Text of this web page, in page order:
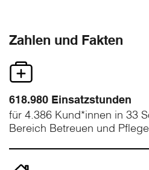
Zahlen und Fakten
618.980 Einsatzstunden
für 4.386 Kund*innen in 33
Bereich Betreuen und